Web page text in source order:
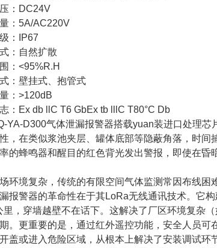
：DC24V
：5A/AC220V
：IP67
：自然扩散
：<95%R.H
：壁挂式、抱管式
：>120dB
：Ex db llC T6 GbEx tb lllC T80°C Db
YA-D300气体泄漏报警器搭载yuan装进口处理
，在类似浆池夹层、罐体底部等隐蔽角落，时
的蜂鸣器和醒目的红色背光发出警报，即使在
环境复杂，传统的有限空间气体监测常因布线
报警器的革命性在于其LoRa无线通讯技术。它
里，穿墙越壁不在话下。这解决了厂区环境复杂
。更重要的是，通过红外遥控功能，安全人员
盖或进入危险区域，从根本上解决了安装调试环